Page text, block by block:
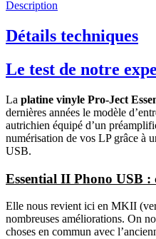
Description
Détails techniques
Le test de notre
La platine vinyle Pro-Ject
dernières années le modèle
autrichien équipé d’un
numérisation de vos LP grâce à
USB.
Essential II Phono USB :
Elle nous revient ici en MKII
nombreuses améliorations. On
choses en commun avec